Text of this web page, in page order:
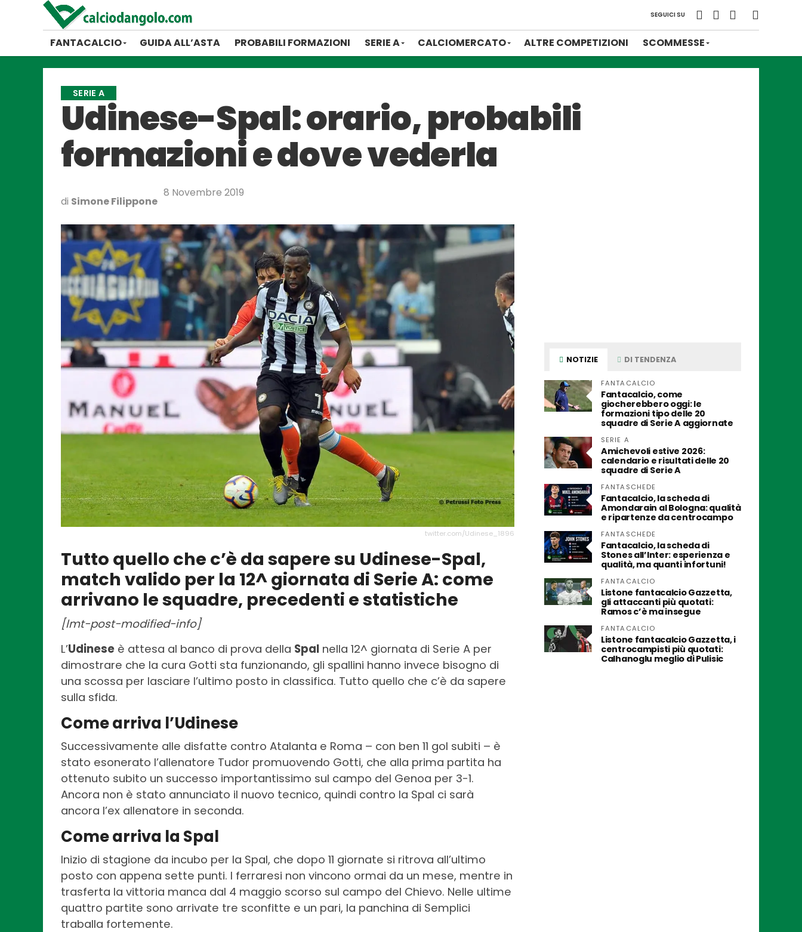
SEGUICI SU
FANTACALCIO GUIDA ALL’ASTA PROBABILI FORMAZIONI SERIE A CALCIOMERCATO ALTRE COMPETIZIONI SCOMMESSE
SERIE A
Udinese-Spal: orario, probabili
formazioni e dove vederla
di Simone Filippone
8 Novembre 2019
twitter.com/Udinese_1896
Tutto quello che c’è da sapere su Udinese-Spal,
match valido per la 12^ giornata di Serie A: come
arrivano le squadre, precedenti e statistiche
[lmt-post-modified-info]
L’Udinese è attesa al banco di prova della Spal nella 12^ giornata di Serie A per
dimostrare che la cura Gotti sta funzionando, gli spallini hanno invece bisogno di
una scossa per lasciare l’ultimo posto in classifica. Tutto quello che c’è da sapere
sulla sfida.
Come arriva l’Udinese
Successivamente alle disfatte contro Atalanta e Roma – con ben 11 gol subiti – è
stato esonerato l’allenatore Tudor promuovendo Gotti, che alla prima partita ha
ottenuto subito un successo importantissimo sul campo del Genoa per 3-1.
Ancora non è stato annunciato il nuovo tecnico, quindi contro la Spal ci sarà
ancora l’ex allenatore in seconda.
Come arriva la Spal
Inizio di stagione da incubo per la Spal, che dopo 11 giornate si ritrova all’ultimo
posto con appena sette punti. I ferraresi non vincono ormai da un mese, mentre in
trasferta la vittoria manca dal 4 maggio scorso sul campo del Chievo. Nelle ultime
quattro partite sono arrivate tre sconfitte e un pari, la panchina di Semplici
traballa fortemente.
NOTIZIE DI TENDENZA
FANTACALCIO
Fantacalcio, come
giocherebbero oggi: le
formazioni tipo delle 20
squadre di Serie A aggiornate
SERIE A
Amichevoli estive 2026:
calendario e risultati delle 20
squadre di Serie A
FANTASCHEDE
Fantacalcio, la scheda di
Amondarain al Bologna: qualità
e ripartenze da centrocampo
FANTASCHEDE
Fantacalcio, la scheda di
Stones all’Inter: esperienza e
qualità, ma quanti infortuni!
FANTACALCIO
Listone fantacalcio Gazzetta,
gli attaccanti più quotati:
Ramos c’è ma insegue
FANTACALCIO
Listone fantacalcio Gazzetta, i
centrocampisti più quotati:
Calhanoglu meglio di Pulisic